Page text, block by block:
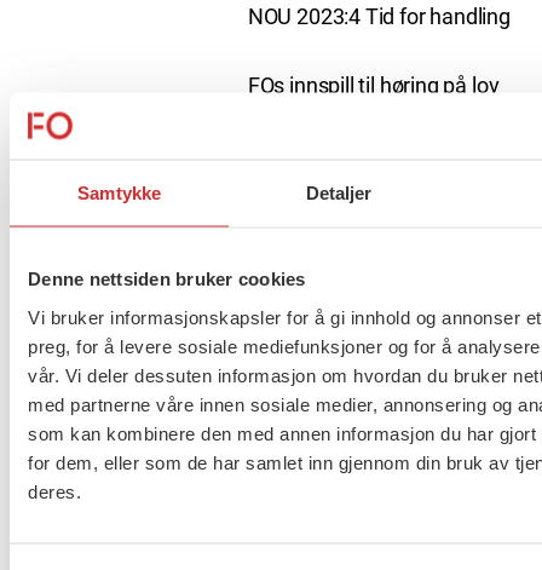
Samtykke Detaljer
Denne nettsiden bruker cookies
Vi bruker informasjonskapsler for å gi innhold og annonser
preg, for å levere sosiale mediefunksjoner og for å
vår. Vi deler dessuten informasjon om hvordan du bruker
med partnerne våre innen sosiale medier, annonsering og
som kan kombinere den med annen informasjon du har gjort
for dem, eller som de har samlet inn gjennom din bruk av
deres.
NOU 2023:4 Tid for handling
FOs innspill til høring på lov
ytringsfrihetskommisjonens
utredning
FOs høringssvar om ny
sikkerhetsstrategi